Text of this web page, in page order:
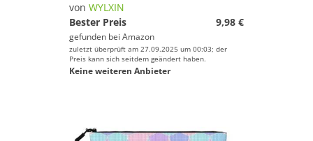
von WYLXIN
Bester Preis
9,98 €
gefunden bei Amazon
zuletzt überprüft am 27.09.2025 um 00:03; der
Preis kann sich seitdem geändert haben.
Keine weiteren Anbieter